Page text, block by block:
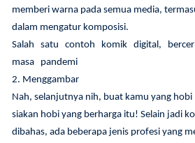
memberi warna pada semua media,
dalam mengatur komposisi.
Salah satu contoh komik digital,
masa pandemi
2. Menggambar
Nah, selanjutnya nih, buat kamu yang hobi
siakan hobi yang berharga itu! Selain jadi
dibahas, ada beberapa jenis profesi yang